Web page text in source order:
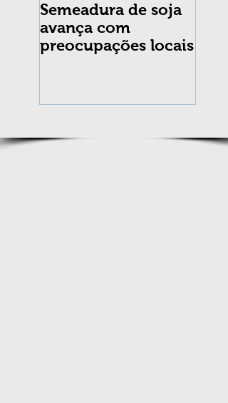
Semeadura de soja
avança com
preocupações locais